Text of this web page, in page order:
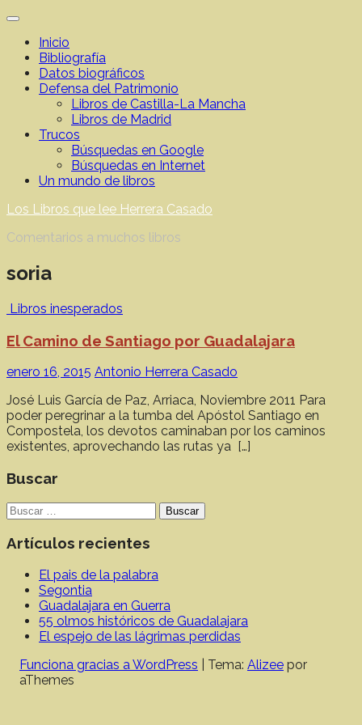
Saltar
contenido
Inicio
Bibliografía
Datos biográficos
Defensa del Patrimonio
Libros de Castilla-La Mancha
Libros de Madrid
Trucos
Búsquedas en Google
Búsquedas en Internet
Un mundo de libros
Los Libros que lee Herrera Casado
Comentarios a muchos libros
soria
Libros inesperados
El Camino de Santiago por Guadalajara
enero 16, 2015 Antonio Herrera Casado
José Luis García de Paz, Arriaca, Noviembre 2011 Para
poder peregrinar a la tumba del Apóstol Santiago en
Compostela, los devotos caminaban por los caminos
existentes, aprovechando las rutas ya […]
Buscar
Buscar:
Artículos recientes
El pais de la palabra
Segontia
Guadalajara en Guerra
55 olmos históricos de Guadalajara
El espejo de las lágrimas perdidas
Funciona gracias a WordPress
Tema: Alizee por
aThemes